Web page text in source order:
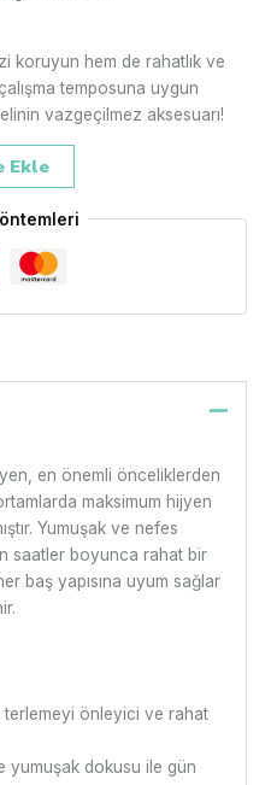
koruyun hem de rahatlık ve
temposuna uygun
vazgeçilmez aksesuarı!
Ekle
en önemli önceliklerden
maksimum hijyen
Yumuşak ve nefes
saatler boyunca rahat bir
baş yapısına uyum sağlar
terlemeyi önleyici ve rahat
yumuşak dokusu ile gün